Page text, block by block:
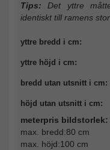
Tips: Det yttre
identiskt till ramens
yttre bredd i cm:
yttre höjd i cm:
bredd utan utsnitt i cm:
höjd utan utsnitt i cm:
meterpris bildstorlek:
max. bredd:80 cm
max. höjd:100 cm